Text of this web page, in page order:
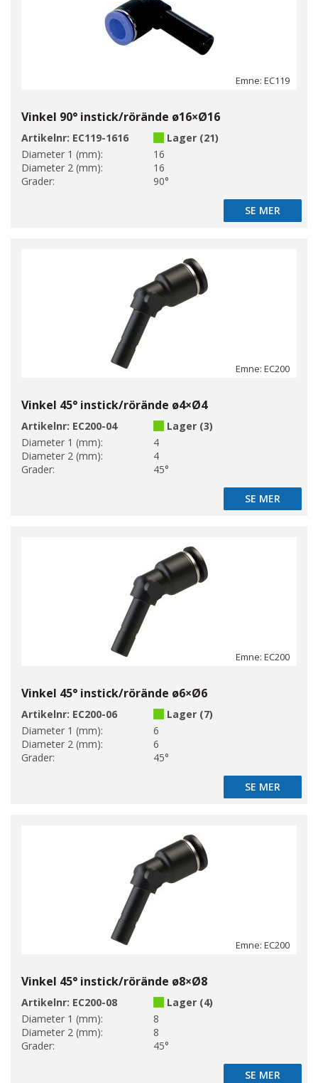
Emne: EC119
Vinkel 90° instick/rörände ø16×Ø16
Artikelnr: EC119-1616
Lager (21)
Diameter 1 (mm):
16
Diameter 2 (mm):
16
Grader:
90°
SE MER
SE MER
Emne: EC200
Vinkel 45° instick/rörände ø4×Ø4
Artikelnr: EC200-04
Lager (3)
Diameter 1 (mm):
4
Diameter 2 (mm):
4
Grader:
45°
SE MER
SE MER
Emne: EC200
Vinkel 45° instick/rörände ø6×Ø6
Artikelnr: EC200-06
Lager (7)
Diameter 1 (mm):
6
Diameter 2 (mm):
6
Grader:
45°
SE MER
SE MER
Emne: EC200
Vinkel 45° instick/rörände ø8×Ø8
Artikelnr: EC200-08
Lager (4)
Diameter 1 (mm):
8
Diameter 2 (mm):
8
Grader:
45°
SE MER
SE MER